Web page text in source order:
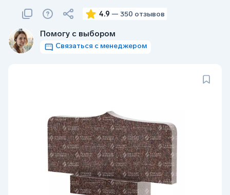
4.9 — 350 отзывов
Помогу с выбором
Связаться с менеджером